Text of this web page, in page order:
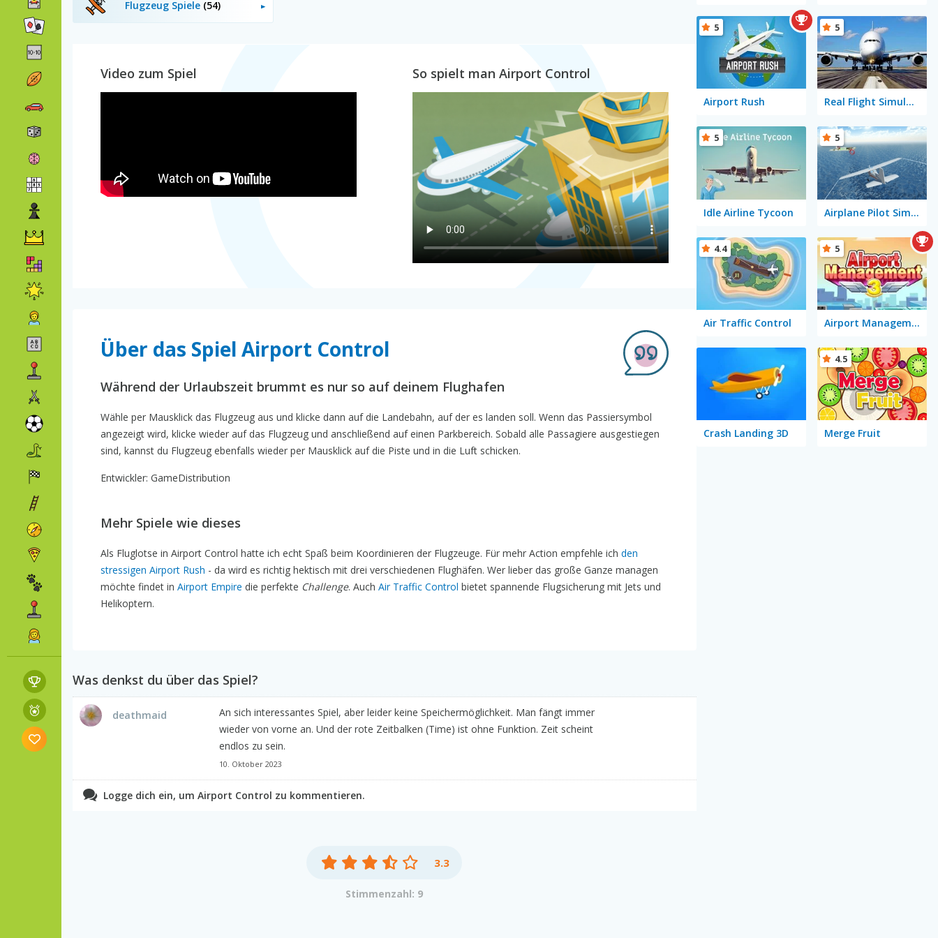
Flugzeug Spiele (54)
Video zum Spiel So spielt man Airport Control
Über das Spiel Airport Control
Während der Urlaubszeit brummt es nur so auf deinem Flughafen
Wähle per Mausklick das Flugzeug aus und klicke dann auf die Landebahn, auf der es landen soll. Wenn das Passiersymbol
angezeigt wird, klicke wieder auf das Flugzeug und anschließend auf einen Parkbereich. Sobald alle Passagiere ausgestiegen
sind, kannst du Flugzeug ebenfalls wieder per Mausklick auf die Piste und in die Luft schicken.
Entwickler: GameDistribution
Mehr Spiele wie dieses
Als Fluglotse in Airport Control hatte ich echt Spaß beim Koordinieren der Flugzeuge. Für mehr Action empfehle ich den
stressigen Airport Rush - da wird es richtig hektisch mit drei verschiedenen Flughäfen. Wer lieber das große Ganze managen
möchte findet in Airport Empire die perfekte Challenge. Auch Air Traffic Control bietet spannende Flugsicherung mit Jets und
Helikoptern.
Was denkst du über das Spiel?
deathmaid
An sich interessantes Spiel, aber leider keine Speichermöglichkeit. Man fängt immer
wieder von vorne an. Und der rote Zeitbalken (Time) ist ohne Funktion. Zeit scheint
endlos zu sein.
10. Oktober 2023
Logge dich ein, um Airport Control zu kommentieren.
3.3
Stimmenzahl: 9
Airport Rush
5
Real Flight Simulator 3D
5
Idle Airline Tycoon
5
Airplane Pilot Simulator
5
Air Traffic Control
4.4
Airport Management 3
5
Crash Landing 3D Merge Fruit
4.5